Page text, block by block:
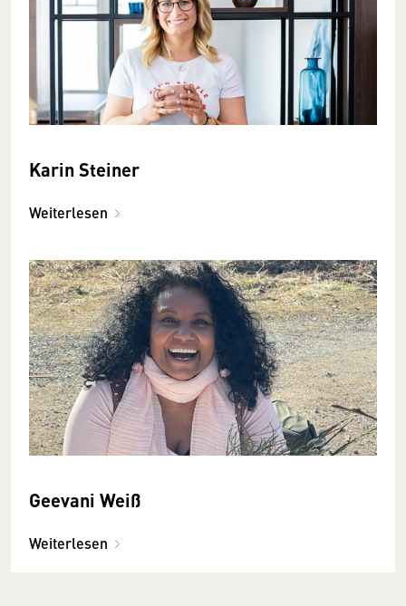
Karin Steiner
Weiterlesen
Geevani Weiß
Weiterlesen